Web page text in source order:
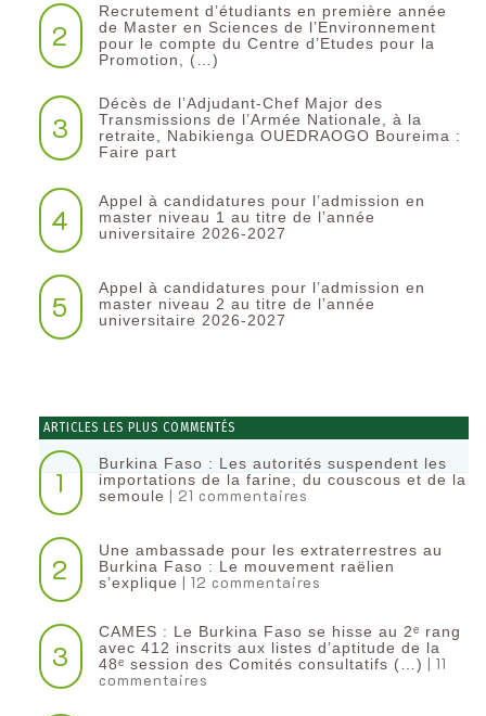
2
Recrutement d’étudiants en première année
de Master en Sciences de l’Environnement
pour le compte du Centre d’Etudes pour la
Promotion, (…)
3
Décès de l’Adjudant-Chef Major des
Transmissions de l’Armée Nationale, à la
retraite, Nabikienga OUEDRAOGO Boureima :
Faire part
4
Appel à candidatures pour l’admission en
master niveau 1 au titre de l’année
universitaire 2026-2027
5
Appel à candidatures pour l’admission en
master niveau 2 au titre de l’année
universitaire 2026-2027
ARTICLES LES PLUS COMMENTÉS
1
Burkina Faso : Les autorités suspendent les
importations de la farine, du couscous et de la
semoule | 21 commentaires
2
Une ambassade pour les extraterrestres au
Burkina Faso : Le mouvement raëlien
s’explique | 12 commentaires
3
CAMES : Le Burkina Faso se hisse au 2ᵉ rang
avec 412 inscrits aux listes d’aptitude de la
48ᵉ session des Comités consultatifs (…) | 11
commentaires